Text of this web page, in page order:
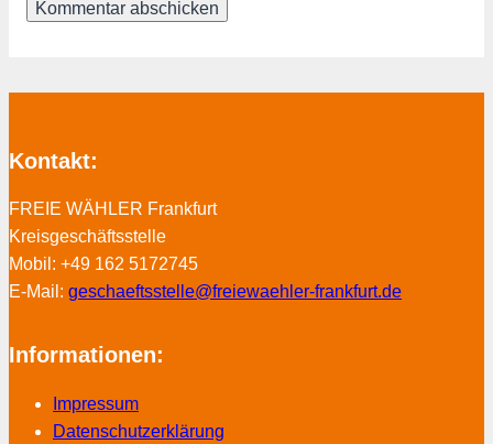
Kontakt:
FREIE WÄHLER Frankfurt
Kreisgeschäftsstelle
Mobil: +49 162 5172745
E-Mail: geschaeftsstelle@freiewaehler-frankfurt.de
Informationen:
Impressum
Datenschutzerklärung